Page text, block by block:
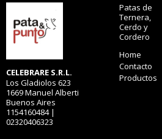
CELEBRARE S.R.L.
Los Gladiolos 623
1669 Manuel Alberti
Buenos Aires
1154160484 |
02320406323
Patas de
Ternera,
Cerdo y
Cordero
Home
Contacto
Productos